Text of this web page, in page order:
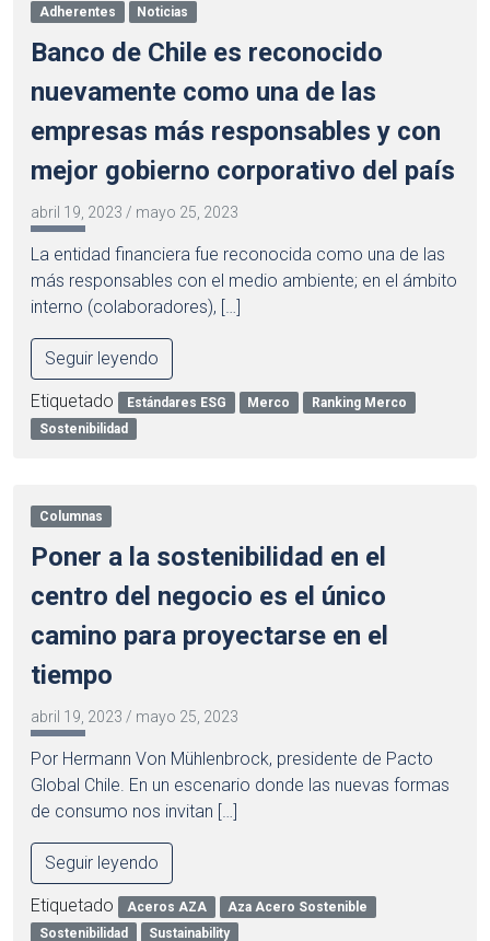
Adherentes Noticias
Banco de Chile es reconocido
nuevamente como una de las
empresas más responsables y con
mejor gobierno corporativo del país
abril 19, 2023 / mayo 25, 2023
La entidad financiera fue reconocida como una de las
más responsables con el medio ambiente; en el ámbito
interno (colaboradores), […]
Seguir leyendo
Etiquetado Estándares ESG Merco
Ranking Merco
Sostenibilidad
Columnas
Poner a la sostenibilidad en el
centro del negocio es el único
camino para proyectarse en el
tiempo
abril 19, 2023 / mayo 25, 2023
Por Hermann Von Mühlenbrock, presidente de Pacto
Global Chile. En un escenario donde las nuevas formas
de consumo nos invitan […]
Seguir leyendo
Etiquetado Aceros AZA
Aza Acero Sostenible
Sostenibilidad
Sustainability